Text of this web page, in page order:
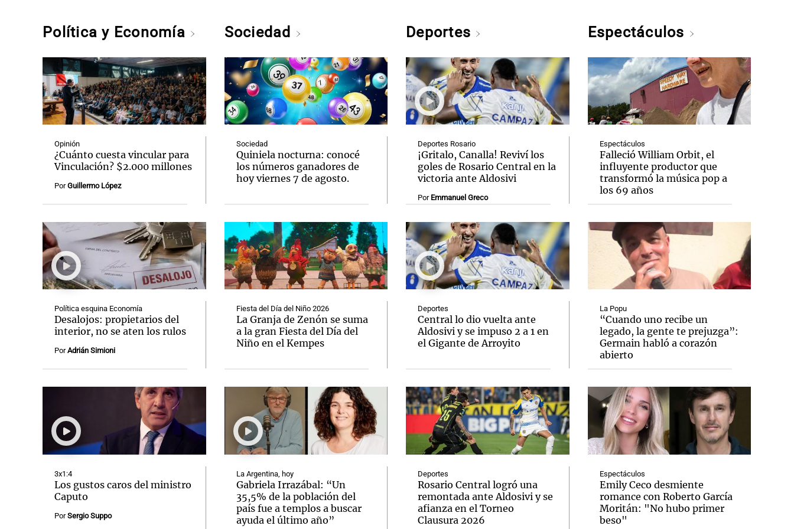
Política y Economía
Opinión
¿Cuánto cuesta vincular para
Vinculación? $2.000 millones
PorGuillermo López
Política esquina Economía
Desalojos: propietarios del
interior, no se aten los rulos
PorAdrián Simioni
3x1:4
Los gustos caros del ministro
Caputo
PorSergio Suppo
Sociedad
Sociedad
Quiniela nocturna: conocé
los números ganadores de
hoy viernes 7 de agosto.
Fiesta del Día del Niño 2026
La Granja de Zenón se suma
a la gran Fiesta del Día del
Niño en el Kempes
La Argentina, hoy
Gabriela Irrazábal: “Un
35,5% de la población del
país fue a templos a buscar
ayuda el último año”
Deportes
Deportes Rosario
¡Gritalo, Canalla! Reviví los
goles de Rosario Central en la
victoria ante Aldosivi
Por Emmanuel Greco
Deportes
Central lo dio vuelta ante
Aldosivi y se impuso 2 a 1 en
el Gigante de Arroyito
Deportes
Rosario Central logró una
remontada ante Aldosivi y se
afianza en el Torneo
Clausura 2026
Espectáculos
Espectáculos
Falleció William Orbit, el
influyente productor que
transformó la música pop a
los 69 años
La Popu
“Cuando uno recibe un
legado, la gente te prejuzga”:
Germain habló a corazón
abierto
Espectáculos
Emily Ceco desmiente
romance con Roberto García
Moritán: "No hubo primer
beso"
Notas
El huracán de Arequito
Notas
Cadena 3 en Groenlandia
Notas